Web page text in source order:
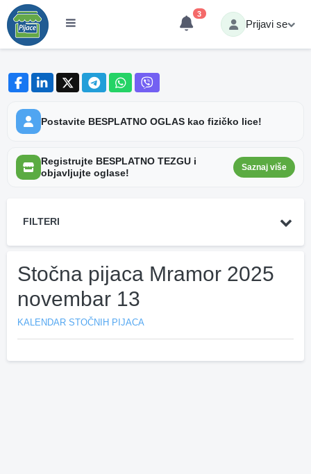
3
Prijavi se
Postavite BESPLATNO OGLAS kao fizičko lice!
Registrujte BESPLATNO TEZGU i
objavljujte oglase!
Saznaj više
FILTERI
Stočna pijaca Mramor 2025
novembar 13
KALENDAR STOČNIH PIJACA